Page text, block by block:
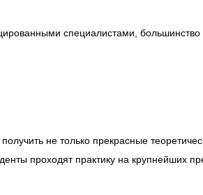
специалистами,
не только прекрасные
проходят практику на крупнейших